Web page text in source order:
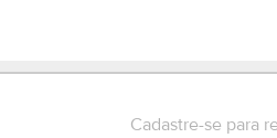
Cadastre-se para